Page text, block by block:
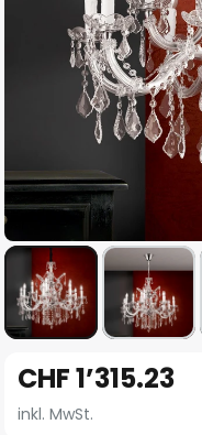
Anfang
der
CHF 1’315.23
inkl. MwSt.